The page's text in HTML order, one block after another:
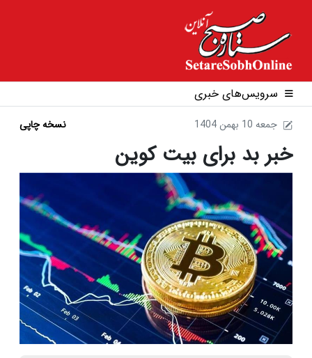
سرویس‌های خبری
1404 جمعه 10 بهمن نسخه چاپی
خبر بد برای بیت کوین